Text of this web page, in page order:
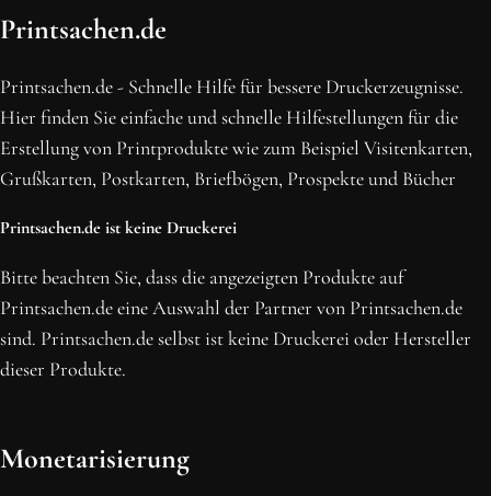
OH SCHON AM ENDE ANGEKOMMEN
BLEIBE MIT UNS IN VERBINDUNG!
Erhalte die neusten Beiträge, sichere dir Top-Angebote und
abonniere unseren Newsletter.
NEWSLETTER ABONNIEREN
Printsachen.de
Printsachen.de - Schnelle Hilfe für bessere Druckerzeugnisse.
Hier finden Sie einfache und schnelle Hilfestellungen für die
Erstellung von Printprodukte wie zum Beispiel Visitenkarten,
Grußkarten, Postkarten, Briefbögen, Prospekte und Bücher
Printsachen.de ist keine Druckerei
Bitte beachten Sie, dass die angezeigten Produkte auf
Printsachen.de eine Auswahl der Partner von Printsachen.de
sind. Printsachen.de selbst ist keine Druckerei oder Hersteller
dieser Produkte.
Monetarisierung